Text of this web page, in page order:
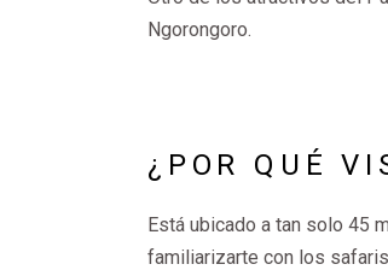
Ngorongoro.
¿POR QUÉ
Está ubicado a tan solo 45
familiarizarte con los